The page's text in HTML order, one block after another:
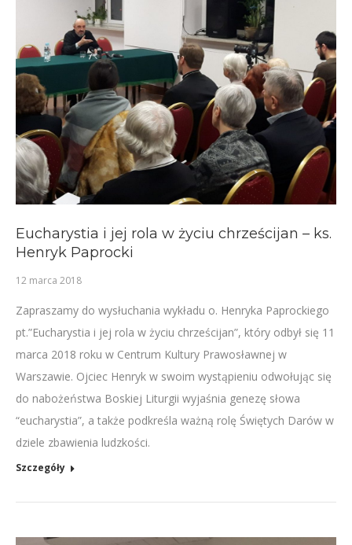
Eucharystia i jej rola w życiu chrześcijan – ks.
Henryk Paprocki
12 marca 2018
Zapraszamy do wysłuchania wykładu o. Henryka Paprockiego
pt.”Eucharystia i jej rola w życiu chrześcijan”, który odbył się 11
marca 2018 roku w Centrum Kultury Prawosławnej w
Warszawie. Ojciec Henryk w swoim wystąpieniu odwołując się
do nabożeństwa Boskiej Liturgii wyjaśnia genezę słowa
“eucharystia”, a także podkreśla ważną rolę Świętych Darów w
dziele zbawienia ludzkości.
Szczegóły